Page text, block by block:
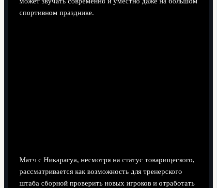
спортивном празднике.
Матч с Никарагуа, несмотря на статус товарищеского,
рассматривается как возможность для тренерского
штаба сборной проверить новых игроков и отработать